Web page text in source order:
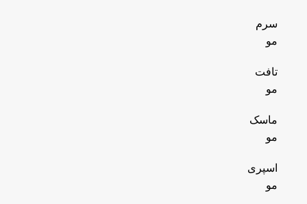
سرم
مو
تافت
مو
ماسک
مو
اسپری
مو